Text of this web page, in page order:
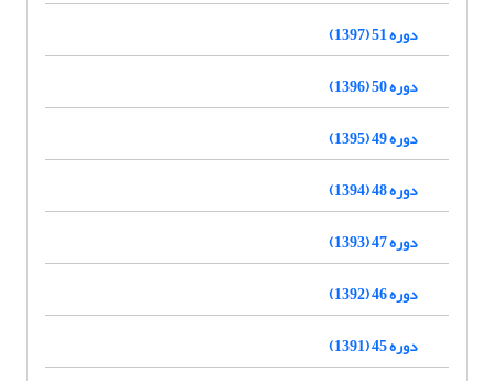
دوره 51 (1397)
دوره 50 (1396)
دوره 49 (1395)
دوره 48 (1394)
دوره 47 (1393)
دوره 46 (1392)
دوره 45 (1391)